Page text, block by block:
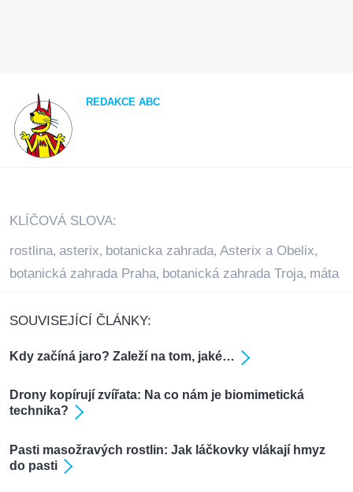
REDAKCE ABC
KLÍČOVÁ SLOVA:
rostlina, asterix, botanicka zahrada, Asterix a Obelix,
botanická zahrada Praha, botanická zahrada Troja, máta
SOUVISEJÍCÍ ČLÁNKY:
Kdy začíná jaro? Zaleží na tom, jaké…
Drony kopírují zvířata: Na co nám je biomimetická
technika?
Pasti masožravých rostlin: Jak láčkovky vlákají hmyz
do pasti